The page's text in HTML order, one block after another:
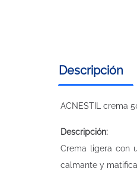
Descripción
ACNESTIL crema
Descripción:
Crema ligera con
calmante y